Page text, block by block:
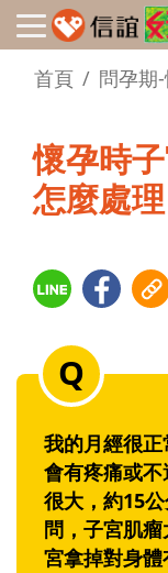
首頁 問孕期
懷孕時
怎麼處
我的月經很
會有疼痛或
很大，約15
問，子宮肌
宮拿掉對身體